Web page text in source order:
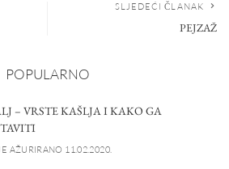
SLJEDEĆI ČLANAK
PEJZAŽ
POPULARNO
– VRSTE KAŠLJA I KAKO GA
AŽURIRANO 11.02.2020.